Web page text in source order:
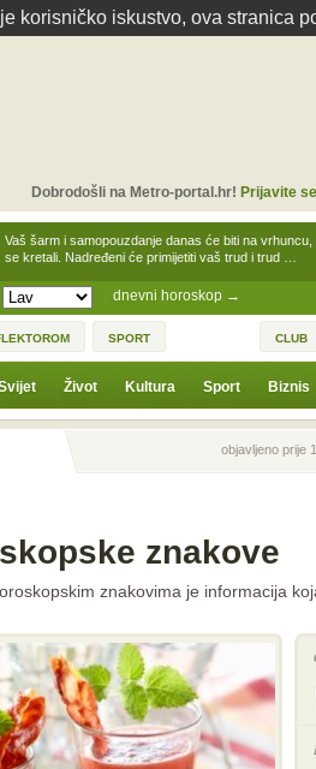
korisničko iskustvo, ova stranica
dnevni horoskop →
Vaš šarm i samopouzdanje danas će biti na
se kretali. Nadređeni će primijetiti vaš trud i trud …
Dobrodošli na Metro-portal.hr! Prijavite se
SPORT CLUB
Život Kultura Sport Biznis
Prethodna vijestobjavljeno prije
znakove
znakovima je informacija